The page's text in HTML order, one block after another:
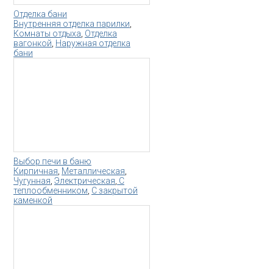
Отделка бани
Внутренняя отделка парилки,
Комнаты отдыха, Отделка
вагонкой, Наружная отделка
бани
Выбор печи в баню
Кирпичная, Металлическая,
Чугунная, Электрическая, С
теплообменником, С закрытой
каменкой